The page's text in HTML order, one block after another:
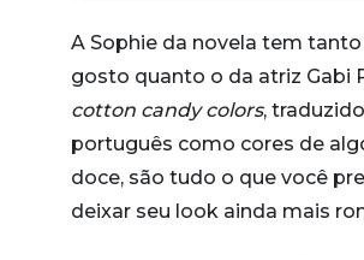
A Sophie da novela tem
gosto quanto o da atriz Gabi
cotton candy colors,
português como cores de
doce, são tudo o que você
deixar seu look ainda mais